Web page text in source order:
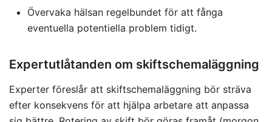
Övervaka hälsan regelbundet för att fånga
eventuella potentiella problem tidigt.
Expertutlåtanden om skiftschemaläggning
Experter föreslår att skiftschemaläggning bör sträva
efter konsekvens för att hjälpa arbetare att anpassa